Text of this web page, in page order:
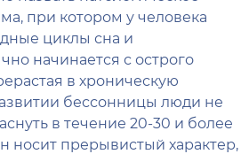
при котором у человека
циклы сна и
начинается с острого
в хроническую
бессонницы люди не
в течение 20-30 и более
носит прерывистый характер,